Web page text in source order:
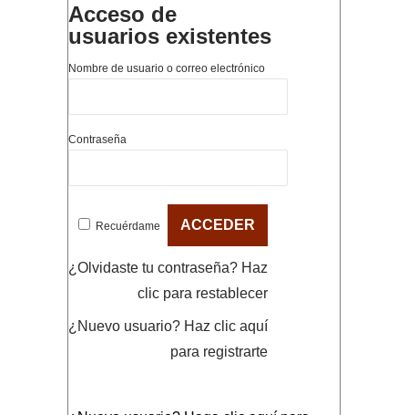
Acceso de
usuarios existentes
Nombre de usuario o correo electrónico
Contraseña
Recuérdame
¿Olvidaste tu contraseña? Haz
clic para restablecer
¿Nuevo usuario? Haz clic aquí
para registrarte